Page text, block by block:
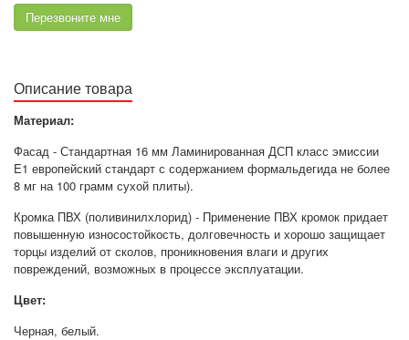
Перезвоните мне
Описание товара
Материал:
Фасад - Стандартная 16 мм Ламинированная ДСП класс эмиссии
E1 европейский стандарт с содержанием формальдегида не более
8 мг на 100 грамм сухой плиты).
Кромка ПВХ (поливинилхлорид) - Применение ПВХ кромок придает
повышенную износостойкость, долговечность и хорошо защищает
торцы изделий от сколов, проникновения влаги и других
повреждений, возможных в процессе эксплуатации.
Цвет:
Черная, белый.